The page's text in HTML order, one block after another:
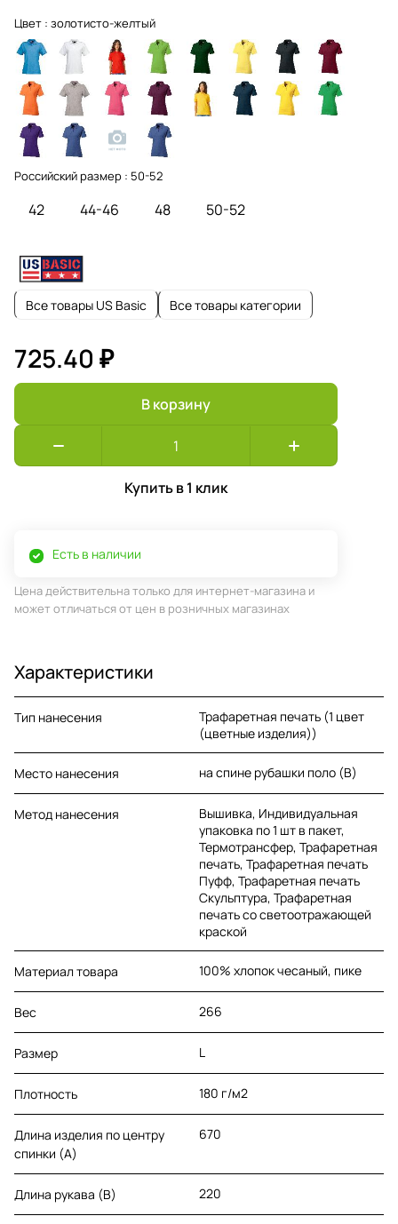
Цвет : золотисто-желтый
Российский размер : 50-52
42 44-46 48 50-52
Все товары US Basic Все товары категории
725.40 ₽
В корзину
Купить в 1 клик
Есть в наличии
Цена действительна только для интернет-магазина и
может отличаться от цен в розничных магазинах
Характеристики
Тип нанесения
Трафаретная печать (1 цвет
(цветные изделия))
Место нанесения на спине рубашки поло (B)
Метод нанесения
Вышивка, Индивидуальная
упаковка по 1 шт в пакет,
Термотрансфер, Трафаретная
печать, Трафаретная печать
Пуфф, Трафаретная печать
Скульптура, Трафаретная
печать со светоотражающей
краской
Материал товара 100% хлопок чесаный, пике
Вес 266
Размер L
Плотность 180 г/м2
Длина изделия по центру
спинки (A)
670
Длина рукава (B) 220